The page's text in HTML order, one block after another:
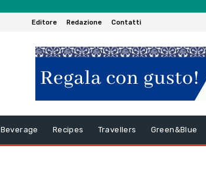
Editore Redazione Contatti
Beverage Recipes Travellers Green&Blue